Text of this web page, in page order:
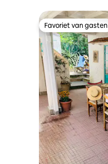
Favoriet van gasten
Favoriet van gasten